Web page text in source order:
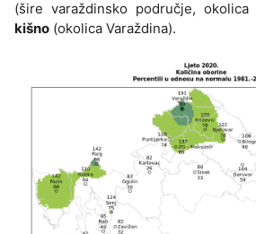
(šire varaždinsko područje, okolica
kišno (okolica Varaždina).